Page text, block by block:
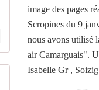
image des pages
Scropines du 9
nous avons utilisé
air Camarguais".
Isabelle Gr ,